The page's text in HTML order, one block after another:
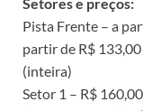
Pista Frente – a
partir de R$
(inteira)
Setor 1 – R$